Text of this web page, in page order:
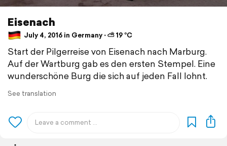
Eisenach
July 4, 2016 in Germany ⋅ ⛅ 19 °C
Start der Pilgerreise von Eisenach nach Marburg.
Auf der Wartburg gab es den ersten Stempel. Eine
wunderschöne Burg die sich auf jeden Fall lohnt.
See translation